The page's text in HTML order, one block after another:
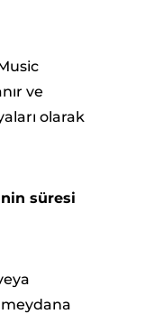
ve
olarak
süresi